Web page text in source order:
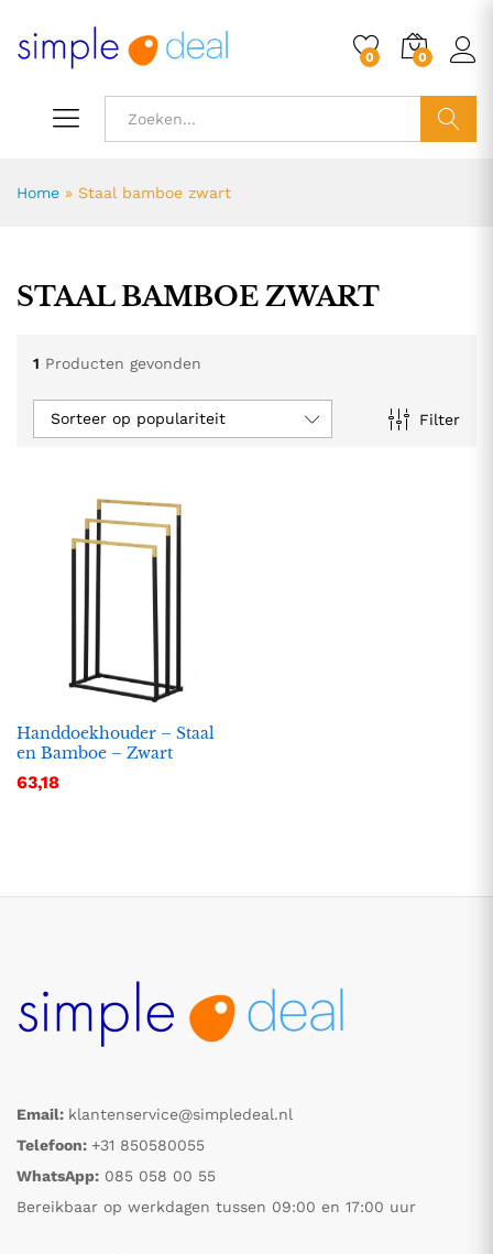
0 0
Home » Staal bamboe zwart
STAAL BAMBOE ZWART
1 Producten gevonden
Filter
Sorteer op populariteit
Handdoekhouder – Staal
en Bamboe – Zwart
63,18
Email: klantenservice@simpledeal.nl
Telefoon: +31 850580055
WhatsApp: 085 058 00 55
Bereikbaar op werkdagen tussen 09:00 en 17:00 uur